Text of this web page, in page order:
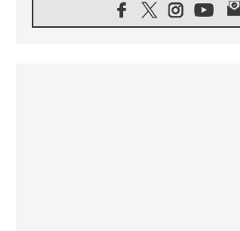
الزيارة الرسولية للبابا لاوُن